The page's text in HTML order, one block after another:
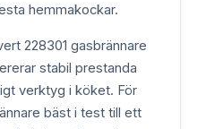
hemmakockar.
228301 gasbrännare
stabil prestanda
verktyg i köket. För
bäst i test till ett